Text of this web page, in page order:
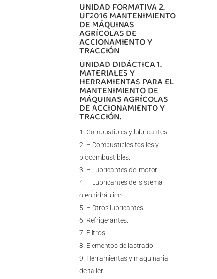
UNIDAD FORMATIVA 2.
UF2016 MANTENIMIENTO
DE MÁQUINAS
AGRÍCOLAS DE
ACCIONAMIENTO Y
TRACCIÓN
UNIDAD DIDÁCTICA 1.
MATERIALES Y
HERRAMIENTAS PARA EL
MANTENIMIENTO DE
MÁQUINAS AGRÍCOLAS
DE ACCIONAMIENTO Y
TRACCIÓN.
Combustibles y lubricantes:
– Combustibles fósiles y
biocombustibles.
– Lubricantes del motor.
– Lubricantes del sistema
oleohidráulico.
– Otros lubricantes.
Refrigerantes.
Filtros.
Elementos de lastrado.
Herramientas y maquinaria
de taller.